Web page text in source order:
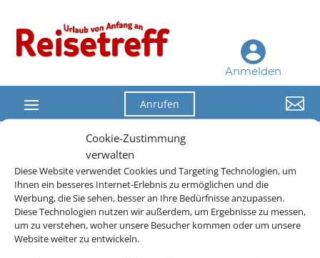
Cookie-Zustimmung
verwalten
Diese Website verwendet Cookies und Targeting Technologien, um
Ihnen ein besseres Internet-Erlebnis zu ermöglichen und die
Werbung, die Sie sehen, besser an Ihre Bedürfnisse anzupassen.
Diese Technologien nutzen wir außerdem, um Ergebnisse zu messen,
um zu verstehen, woher unsere Besucher kommen oder um unsere
Website weiter zu entwickeln.
Anmelden
Anrufen 
Die Abwicklung der Buchung übernimmt Schmetterling
International GmbH & Co.KG im Auftrag des Webseiteninhabers.